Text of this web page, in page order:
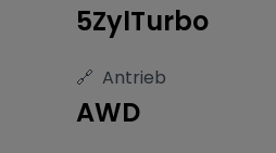
5ZylTurbo
🔗 Antrieb
AWD